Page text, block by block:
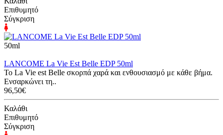
Επιθυμητό
Σύγκριση
50ml
LANCOME La Vie Est Belle EDP 50ml
Το La Vie est Belle σκορπά χαρά και ενθουσιασμό με κάθε βήμα.
Ενσαρκώνει τη..
96,50€
Καλάθι
Επιθυμητό
Σύγκριση